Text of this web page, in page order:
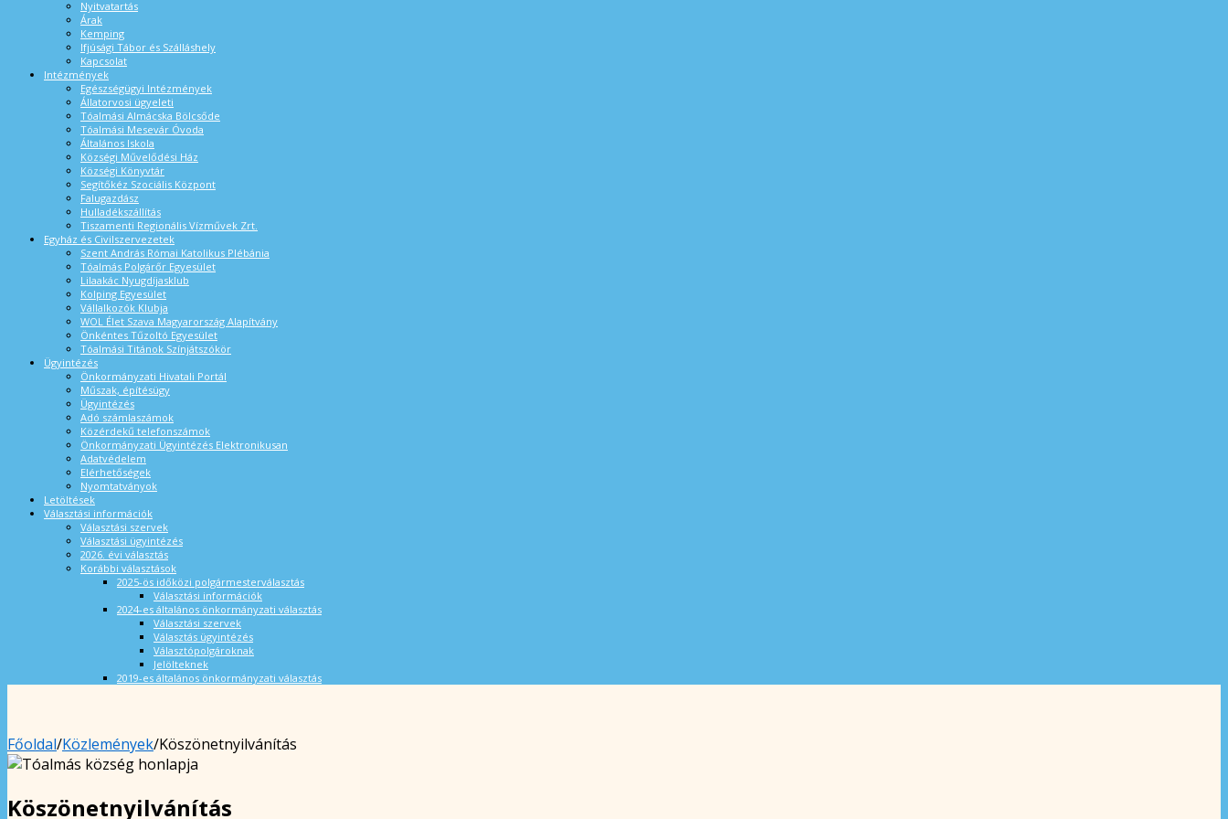
Nyitvatartás
Árak
Kemping
Ifjúsági Tábor és Szálláshely
Kapcsolat
Intézmények
Egészségügyi Intézmények
Állatorvosi ügyeleti
Tóalmási Almácska Bölcsőde
Tóalmási Mesevár Óvoda
Általános Iskola
Községi Művelődési Ház
Községi Könyvtár
Segítőkéz Szociális Központ
Falugazdász
Hulladékszállítás
Tiszamenti Regionális Vízművek Zrt.
Egyház és Civilszervezetek
Szent András Római Katolikus Plébánia
Tóalmás Polgárőr Egyesület
Lilaakác Nyugdíjasklub
Kolping Egyesület
Vállalkozók Klubja
WOL Élet Szava Magyarország Alapítvány
Önkéntes Tűzoltó Egyesület
Tóalmási Titánok Színjátszókör
Ügyintézés
Önkormányzati Hivatali Portál
Műszak, építésügy
Ügyintézés
Adó számlaszámok
Közérdekű telefonszámok
Önkormányzati Ügyintézés Elektronikusan
Adatvédelem
Elérhetőségek
Nyomtatványok
Letöltések
Választási információk
Választási szervek
Választási ügyintézés
2026. évi választás
Korábbi választások
2025-ös időközi polgármesterválasztás
Választási információk
2024-es általános önkormányzati választás
Választási szervek
Választás ügyintézés
Választópolgároknak
Jelölteknek
2019-es általános önkormányzati választás
Főoldal/Közlemények/Köszönetnyilvánítás
Köszönetnyilvánítás